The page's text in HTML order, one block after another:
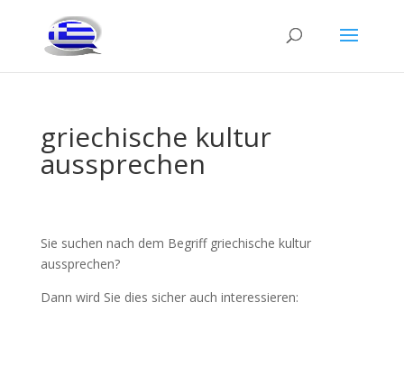
griechische kultur
aussprechen
Sie suchen nach dem Begriff griechische kultur
aussprechen?
Dann wird Sie dies sicher auch interessieren: